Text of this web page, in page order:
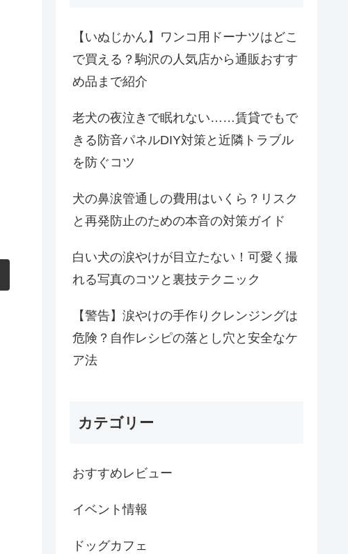
【いぬじかん】ワンコ用ドーナツはどこ
で買える？駒沢の人気店から通販おすす
め品まで紹介
老犬の夜泣きで眠れない……賃貸でもで
きる防音パネルDIY対策と近隣トラブル
を防ぐコツ
犬の鼻涙管通しの費用はいくら？リスク
と再発防止のための本音の対策ガイド
白い犬の涙やけが目立たない！可愛く撮
れる写真のコツと裏技テクニック
【警告】涙やけの手作りクレンジングは
危険？自作レシピの落とし穴と安全なケ
ア法
カテゴリー
おすすめレビュー
イベント情報
ドッグカフェ